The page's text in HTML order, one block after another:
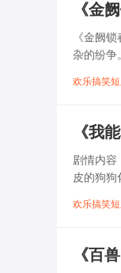
《金
《金阙
杂的纷争
欢乐搞笑短
《我
剧情内容
皮的狗狗
欢乐搞笑短
《百